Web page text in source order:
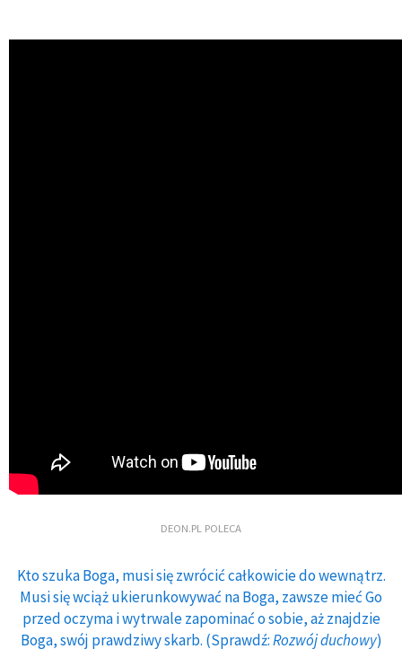
DEON.PL POLECA
Kto szuka Boga, musi się zwrócić całkowicie do wewnątrz.
Musi się wciąż ukierunkowywać na Boga, zawsze mieć Go
przed oczyma i wytrwale zapominać o sobie, aż znajdzie
Boga, swój prawdziwy skarb. (Sprawdź:Rozwój duchowy)